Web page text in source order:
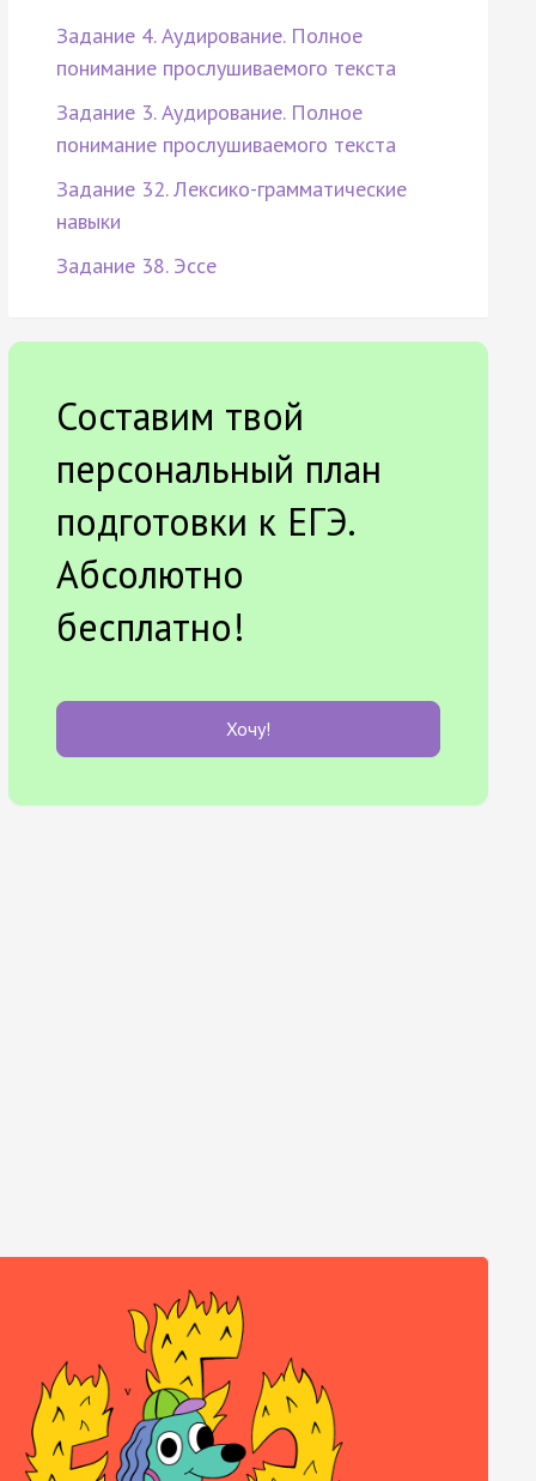
Задание 4. Аудирование. Полное
понимание прослушиваемого текста
Задание 3. Аудирование. Полное
понимание прослушиваемого текста
Задание 32. Лексико-грамматические
навыки
Задание 38. Эссе
Составим твой
персональный план
подготовки к ЕГЭ.
Абсолютно
бесплатно!
Хочу!